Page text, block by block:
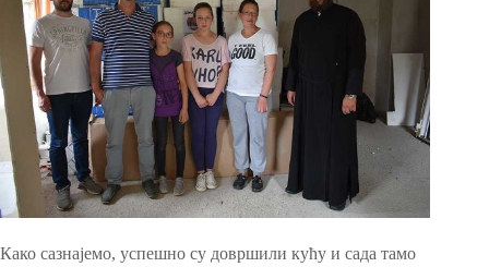
Како сазнајемо, успешно су довршили кућу и сада тамо